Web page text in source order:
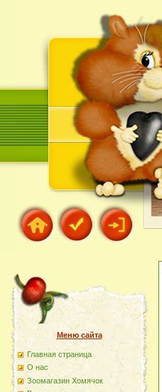
Меню сайта
Главная страница
О наc
Зоомагазин Хомячок